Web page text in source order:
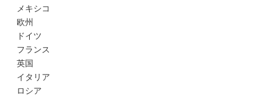
メキシコ
欧州
ドイツ
フランス
英国
イタリア
ロシア